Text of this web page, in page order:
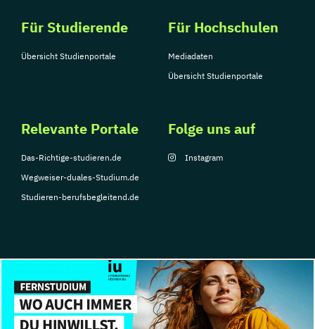
Für Studierende
Übersicht Studienportale
Für Hochschulen
Mediadaten
Übersicht Studienportale
Relevante Portale
Das-Richtige-studieren.de
Wegweiser-duales-Studium.de
Studieren-berufsbegleitend.de
Folge uns auf
Instagram
© Copyright 2026, TarGroup Media GmbH
Impressum
Über
Datenschutzerklärung Nutzungsbedingungen